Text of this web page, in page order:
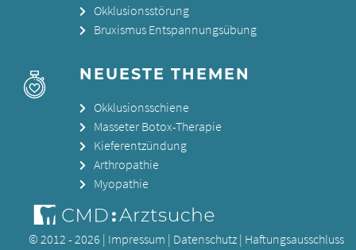
Okklusionsstörung
Bruxismus Entspannungsübung
NEUESTE THEMEN
Okklusionsschiene
Masseter Botox-Therapie
Kieferentzündung
Arthropathie
Myopathie
© 2012 - 2026 | Impressum | Datenschutz | Haftungsausschluss